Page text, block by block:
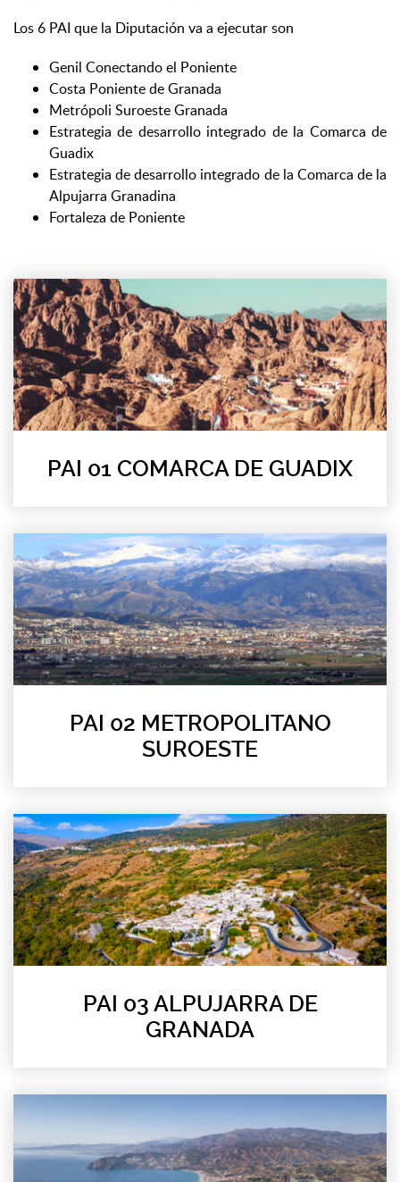
Los 6 PAI que la Diputación va a ejecutar son
Genil Conectando el Poniente
Costa Poniente de Granada
Metrópoli Suroeste Granada
Estrategia de desarrollo integrado de la Comarca de
Guadix
Estrategia de desarrollo integrado de la Comarca de la
Alpujarra Granadina
Fortaleza de Poniente
PAI 01 COMARCA DE GUADIX
PAI 02 METROPOLITANO
SUROESTE
PAI 03 ALPUJARRA DE
GRANADA